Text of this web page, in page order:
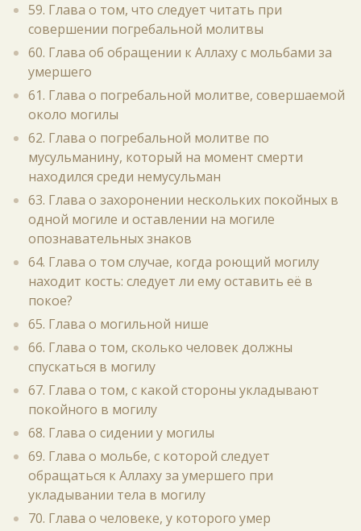
59. Глава о том, что следует читать при
совершении погребальной молитвы
60. Глава об обращении к Аллаху с мольбами за
умершего
61. Глава о погребальной молитве, совершаемой
около могилы
62. Глава о погребальной молитве по
мусульманину, который на момент смерти
находился среди немусульман
63. Глава о захоронении нескольких покойных в
одной могиле и оставлении на могиле
опознавательных знаков
64. Глава о том случае, когда роющий могилу
находит кость: следует ли ему оставить её в
покое?
65. Глава о могильной нише
66. Глава о том, сколько человек должны
спускаться в могилу
67. Глава о том, с какой стороны укладывают
покойного в могилу
68. Глава о сидении у могилы
69. Глава о мольбе, с которой следует
обращаться к Аллаху за умершего при
укладывании тела в могилу
70. Глава о человеке, у которого умер